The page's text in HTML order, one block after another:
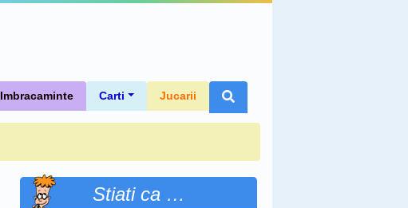
Imbracaminte Carti Jucarii
Stiati ca …